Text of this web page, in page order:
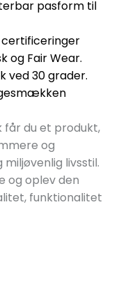
pasform til
certificeringer
og Fair Wear.
ved 30 grader.
du et produkt,
og
livsstil.
og oplev den
funktionalitet